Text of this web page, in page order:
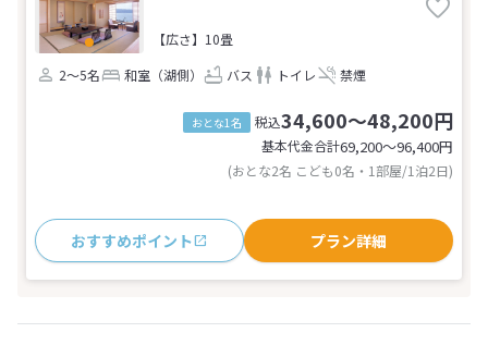
【広さ】10畳
2～5名
和室（湖側） バス トイレ 禁煙
おとな1名 税込34,600～48,200円
基本代金合計69,200〜96,400円
(おとな2名 こども0名・1部屋/1泊2日)
おすすめポイント プラン詳細